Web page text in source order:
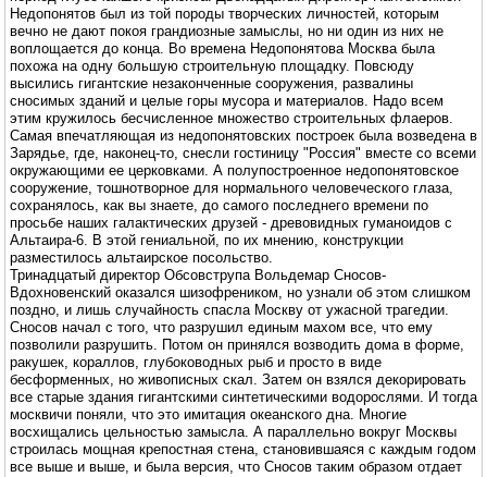
Недопонятов был из той породы творческих личностей, которым
вечно не дают покоя грандиозные замыслы, но ни один из них не
воплощается до конца. Во времена Недопонятова Москва была
похожа на одну большую строительную площадку. Повсюду
высились гигантские незаконченные сооружения, развалины
сносимых зданий и целые горы мусора и материалов. Надо всем
этим кружилось бесчисленное множество строительных флаеров.
Самая впечатляющая из недопонятовских построек была возведена в
Зарядье, где, наконец-то, снесли гостиницу "Россия" вместе со всеми
окружающими ее церковками. А полупостроенное недопонятовское
сооружение, тошнотворное для нормального человеческого глаза,
сохранялось, как вы знаете, до самого последнего времени по
просьбе наших галактических друзей - древовидных гуманоидов с
Альтаира-6. В этой гениальной, по их мнению, конструкции
разместилось альтаирское посольство.
Тринадцатый директор Обсовструпа Вольдемар Сносов-
Вдохновенский оказался шизофреником, но узнали об этом слишком
поздно, и лишь случайность спасла Москву от ужасной трагедии.
Сносов начал с того, что разрушил единым махом все, что ему
позволили разрушить. Потом он принялся возводить дома в форме,
ракушек, кораллов, глубоководных рыб и просто в виде
бесформенных, но живописных скал. Затем он взялся декорировать
все старые здания гигантскими синтетическими водорослями. И тогда
москвичи поняли, что это имитация океанского дна. Многие
восхищались цельностью замысла. А параллельно вокруг Москвы
строилась мощная крепостная стена, становившаяся с каждым годом
все выше и выше, и была версия, что Сносов таким образом отдает